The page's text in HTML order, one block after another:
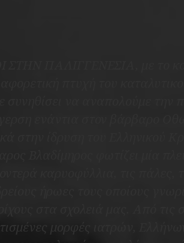
ΣΤΗΝ ΠΑΛΙΓΓΕΝΕΣΙΑ, με το
πτυχή του
συνηθίσει να αναπολούμε την
ενάντια στον βάρβαρο
στην ίδρυση του Ελληνικού
Βλαδίμηρος φωτίζει μία
καρυοφύλλια, τις πάλες,
ήρωες τους οποίους
στα σχολειά μας. Από τις
μορφές ιατρών, Ελλήνων